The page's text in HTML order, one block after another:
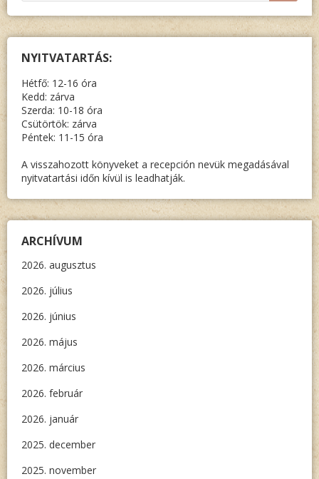
NYITVATARTÁS:
Hétfő: 12-16 óra
Kedd: zárva
Szerda: 10-18 óra
Csütörtök: zárva
Péntek: 11-15 óra
A visszahozott könyveket a recepción nevük megadásával
nyitvatartási időn kívül is leadhatják.
ARCHÍVUM
2026. augusztus
2026. július
2026. június
2026. május
2026. március
2026. február
2026. január
2025. december
2025. november